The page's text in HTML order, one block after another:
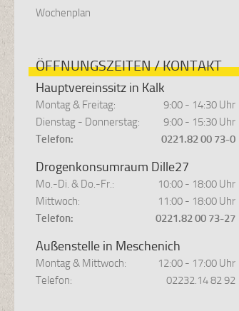
Wochenplan
ÖFFNUNGSZEITEN / KONTAKT
Hauptvereinssitz in Kalk
Montag & Freitag:
9:00 - 14:30 Uhr
Dienstag - Donnerstag:
9:00 - 15:30 Uhr
Telefon:
0221.82 00 73-0
Drogenkonsumraum Dille27
Mo.-Di. & Do.-Fr.:
10:00 - 18:00 Uhr
Mittwoch:
11:00 - 18:00 Uhr
Telefon:
0221.82 00 73-27
Außenstelle in Meschenich
Montag & Mittwoch:
12:00 - 17:00 Uhr
Telefon:
02232.14 82 92